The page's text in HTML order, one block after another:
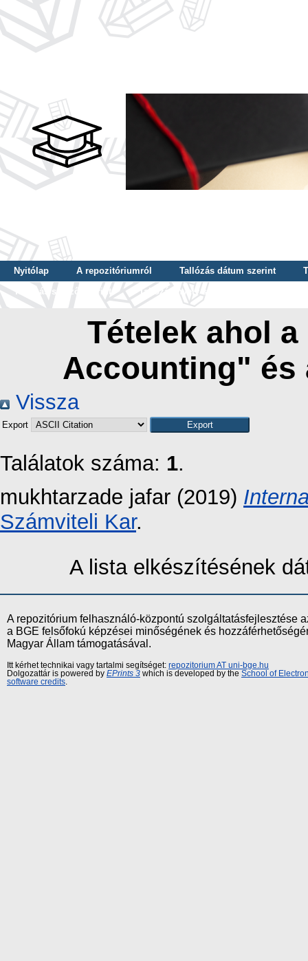
Nyitólap A repozitóriumról Tallózás dátum szerint
Tallózás szerző szerint
Tallózás nyelv szerint
Tételek ahol
Accounting" és
Vissza
Export
Találatok száma: 1.
mukhtarzade jafar (2019)
Számviteli Kar.
A lista elkészítésének
A repozitórium felhasználó-központú szolgáltatásfejlesztése
a BGE felsőfokú képzései minőségének és
Magyar Állam támogatásával.
Itt kérhet technikai vagy tartalmi segítséget: repozitorium AT uni-bge.hu
Dolgozattár is powered by EPrints 3 which is developed by the School of
software credits